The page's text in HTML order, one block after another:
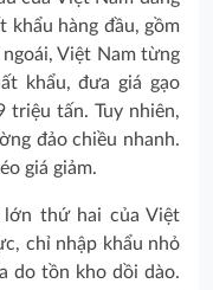
hàng đầu, gồm
Việt Nam từng
khẩu, đưa giá gạo
triệu tấn. Tuy nhiên,
đảo chiều nhanh.
giá giảm.
lớn thứ hai của Việt
chỉ nhập khẩu nhỏ
do tồn kho dồi dào.